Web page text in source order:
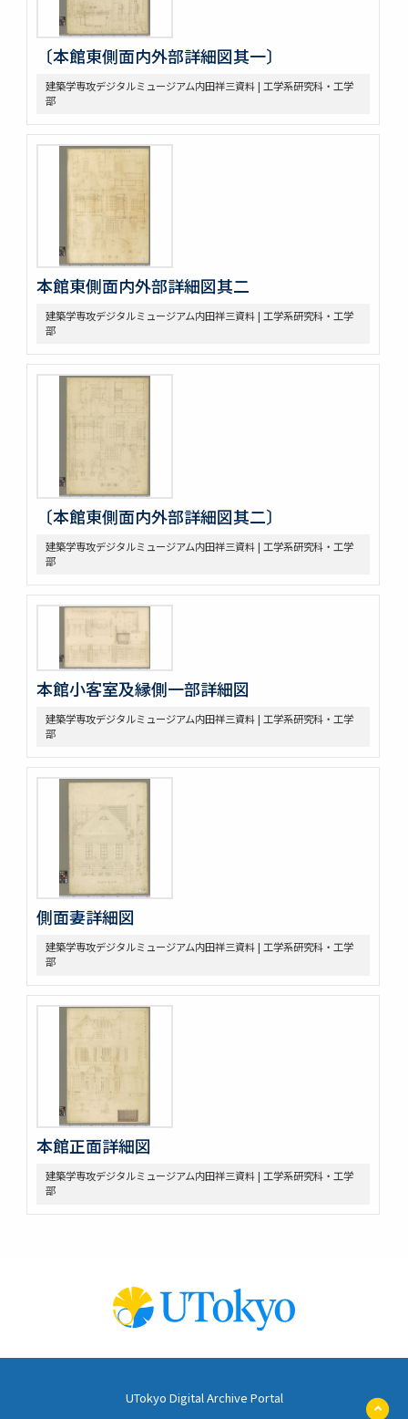
〔本館東側面内外部詳細図其一〕
建築学専攻デジタルミュージアム内田祥三資料 | 工学系研究科・工学
部
本館東側面内外部詳細図其二
建築学専攻デジタルミュージアム内田祥三資料 | 工学系研究科・工学
部
〔本館東側面内外部詳細図其二〕
建築学専攻デジタルミュージアム内田祥三資料 | 工学系研究科・工学
部
本館小客室及縁側一部詳細図
建築学専攻デジタルミュージアム内田祥三資料 | 工学系研究科・工学
部
側面妻詳細図
建築学専攻デジタルミュージアム内田祥三資料 | 工学系研究科・工学
部
本館正面詳細図
建築学専攻デジタルミュージアム内田祥三資料 | 工学系研究科・工学
部
UTokyo Digital Archive Portal
ペ